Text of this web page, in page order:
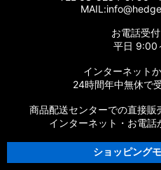
お電話受
平日 9:00
インターネット
24時間年中無休で
商品配送センターでの直接販
インターネット・お電話
ショッピング